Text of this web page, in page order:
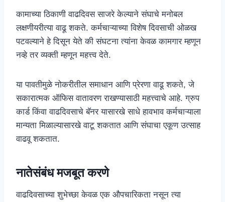
कामाच्या ठिकाणी वाढदिवस साजरे केल्याने संघाचे मनोबल
लक्षणीयरीत्या वाढू शकते. कर्मचाऱ्याच्या विशेष दिवसाची ओळख
पटवल्याने हे दिसून येते की संघटना त्यांना केवळ कामगार म्हणून
नव्हे तर व्यक्ती म्हणून महत्त्व देते.
या पावतीमुळे नोकरीतील समाधान आणि प्रेरणा वाढू शकते, जे
सकारात्मक ऑफिस वातावरण राखण्यासाठी महत्त्वाचे आहे. ग्रुप
कार्ड किंवा वाढदिवसाचे बॅनर यासारखे साधे हावभाव कर्मचाऱ्याला
मान्यता मिळाल्यासारखे वाटू शकतात आणि संघाचा एकूण उत्साह
वाढवू शकतात.
नातेसंबंध मजबूत करणे
वाढदिवसाच्या शुभेच्छा केवळ एक औपचारिकता नसून त्या